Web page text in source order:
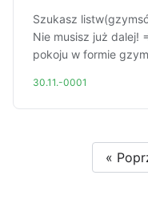
Szukasz
Nie musisz już dalej!
pokoju w formie
30.11.-0001
«